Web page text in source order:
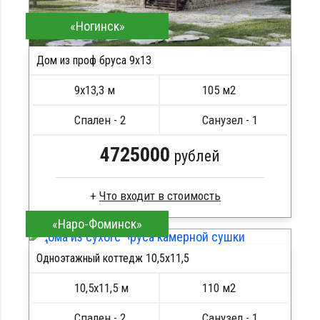
«Ногинск»
Дом из проф бруса 9х13
9х13,3 м 105 м2
Спален - 2 Санузел - 1
4725000 рублей
Брус естественной влажности
Стропила, балки 50х200 мм
Кровля металлочерепица
Сборка на березовые нагеля, джут
Металлические сваи 108 диаметр
«Наро-Фоминск»
Одноэтажный коттедж 10,5х11,5
10,5х11,5 м 110 м2